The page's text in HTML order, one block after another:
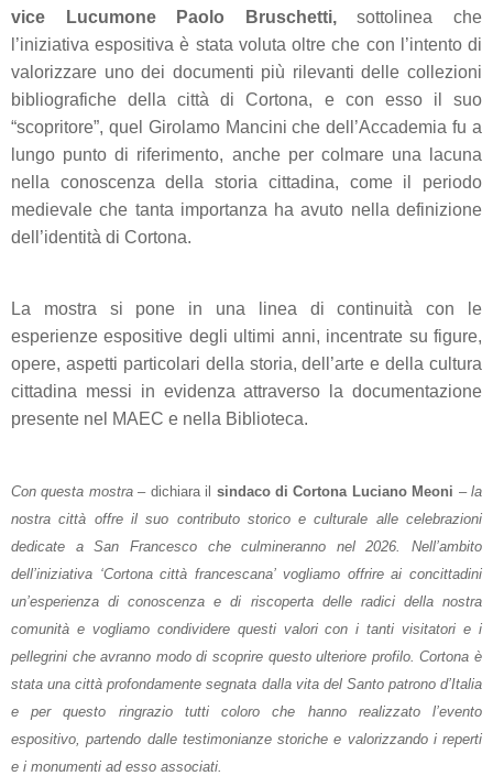
vice Lucumone Paolo Bruschetti,sottolinea che
l’iniziativa espositiva è stata voluta oltre che con l’intento di
valorizzare uno dei documenti più rilevanti delle collezioni
bibliografiche della città di Cortona, e con esso il suo
“scopritore”, quel Girolamo Mancini che dell’Accademia fu a
lungo punto di riferimento, anche per colmare una lacuna
nella conoscenza della storia cittadina, come il periodo
medievale che tanta importanza ha avuto nella definizione
dell’identità di Cortona.
La mostra si pone in una linea di continuità con le
esperienze espositive degli ultimi anni, incentrate su figure,
opere, aspetti particolari della storia, dell’arte e della cultura
cittadina messi in evidenza attraverso la documentazione
presente nel MAEC e nella Biblioteca.
Con questa mostra– dichiara il sindaco di Cortona Luciano Meoni –la
nostra città offre il suo contributo storico e culturale alle celebrazioni
dedicate a San Francesco che culmineranno nel 2026. Nell’ambito
dell’iniziativa ‘Cortona città francescana’ vogliamo offrire ai concittadini
un’esperienza di conoscenza e di riscoperta delle radici della nostra
comunità e vogliamo condividere questi valori con i tanti visitatori e i
pellegrini che avranno modo di scoprire questo ulteriore profilo. Cortona è
stata una città profondamente segnata dalla vita del Santo patrono d’Italia
e per questo ringrazio tutti coloro che hanno realizzato l’evento
espositivo, partendo dalle testimonianze storiche e valorizzando i reperti
e i monumenti ad esso associati.